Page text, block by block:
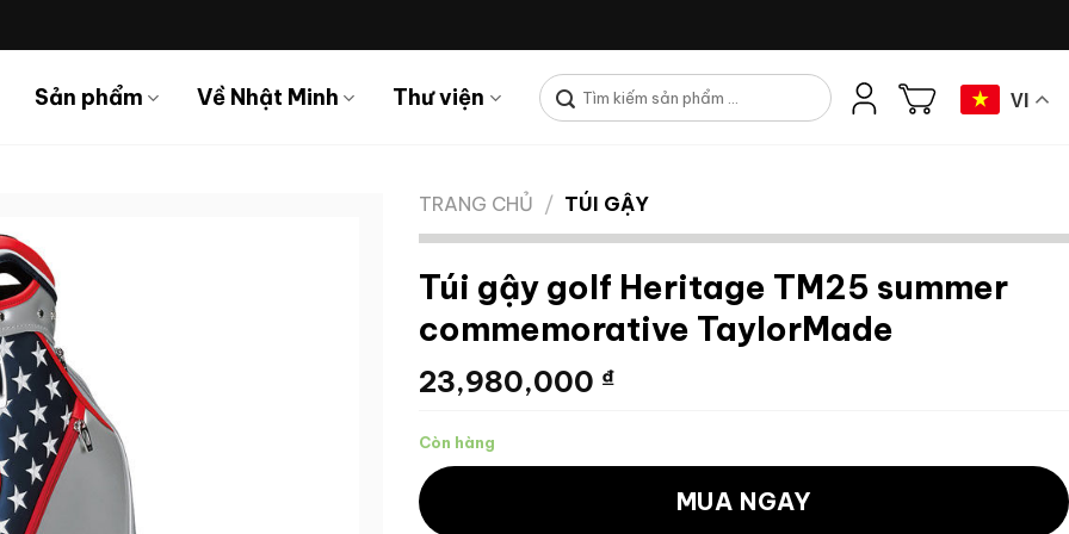
Sản phẩm Về Nhật Minh Thư viện
Tìm
kiếm:
VI
TRANG CHỦ / TÚI GẬY
Túi gậy golf Heritage TM25 summer
commemorative TaylorMade
23,980,000 ₫
Còn hàng
MUA NGAY